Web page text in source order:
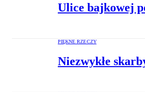
Ulice bajkowej
PIĘKNE RZECZY
Niezwykłe